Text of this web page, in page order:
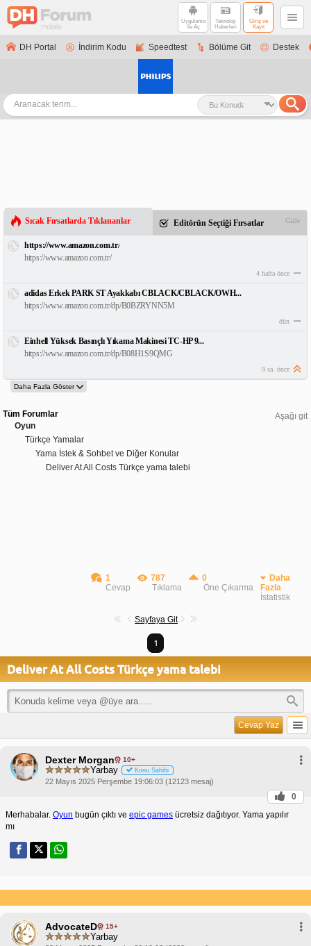
Uygulama
ile Aç
Teknoloji
Haberleri
Giriş ve
Kayıt
DH Portal İndirim Kodu Speedtest Bölüme Git Destek
Sıcak Fırsatlarda Tıklananlar Editörün Seçtiği Fırsatlar Gizle
https://www.amazon.com.tr/
https://www.amazon.com.tr/
4 hafta önce
adidas Erkek PARK ST Ayakkabı CBLACK/CBLACK/OWH...
https://www.amazon.com.tr/dp/B0BZRYNN5M
dün
Einhell Yüksek Basınçlı Yıkama Makinesi TC-HP 9...
https://www.amazon.com.tr/dp/B08H1S9QMG
9 sa. önce
Aşağı git
Tüm Forumlar
Oyun
Türkçe Yamalar
Yama İstek & Sohbet ve Diğer Konular
Deliver At All Costs Türkçe yama talebi
1
Cevap
787
Tıklama
0
Öne Çıkarma
Daha
Fazla
İstatistik
Sayfaya Git
1
Deliver At All Costs Türkçe yama talebi
Cevap Yaz
Dexter Morgan 10+
Yarbay Konu Sahibi
22 Mayıs 2025 Perşembe 19:06:03 (12123 mesaj)
0
Merhabalar. Oyun bugün çıktı ve epic games ücretsiz dağıtıyor. Yama yapılır
mı
AdvocateD 15+
Yarbay